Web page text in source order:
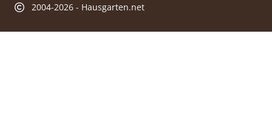
2004-2026 - Hausgarten.net